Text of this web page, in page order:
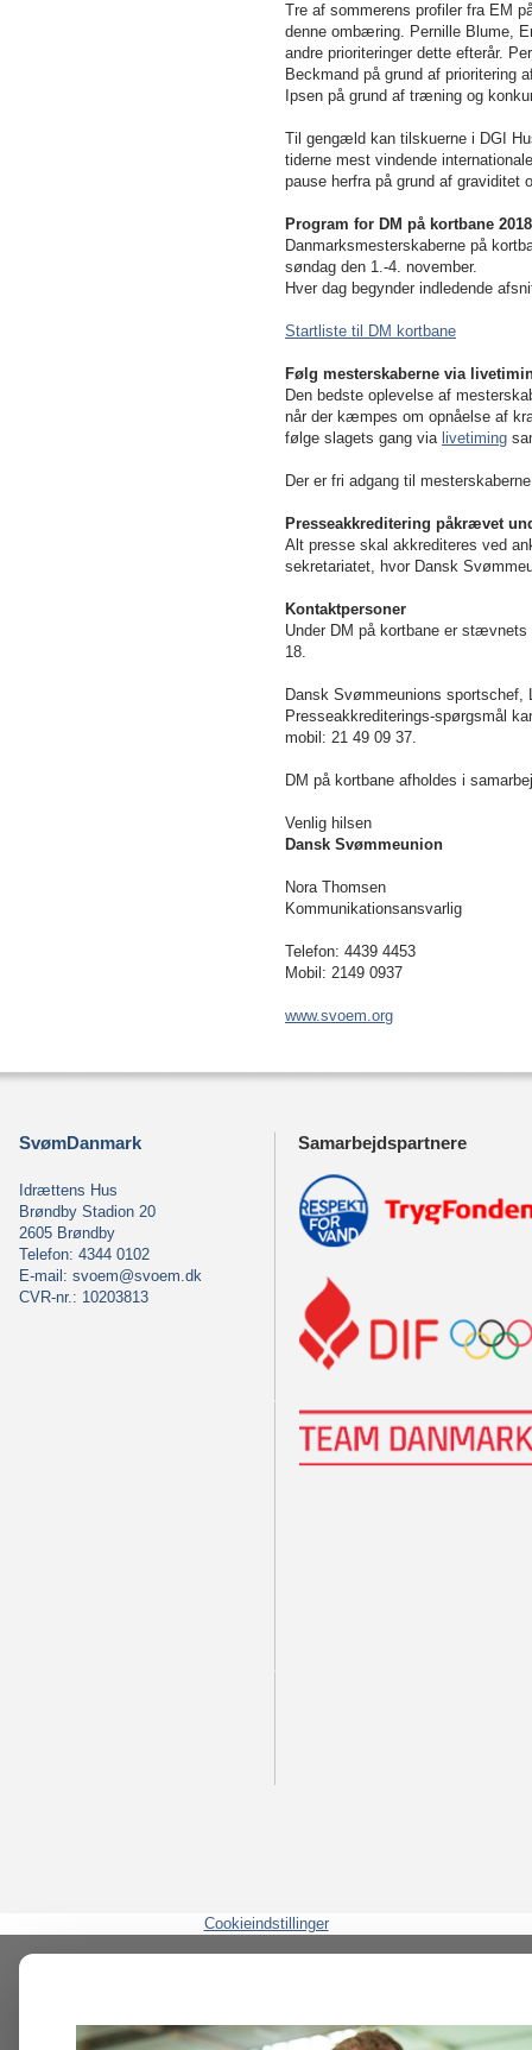
Tre af sommerens profiler fra EM
denne ombæring. Pernille Blume,
andre prioriteringer dette efterår.
Beckmand på grund af prioritering
Ipsen på grund af træning og
Til gengæld kan tilskuerne i DGI
tiderne mest vindende
pause herfra på grund af graviditet
Program for DM på kortbane 2018
Danmarksmesterskaberne på
søndag den 1.-4. november.
Hver dag begynder indledende
Startliste til DM kortbane
Følg mesterskaberne via
Den bedste oplevelse af
når der kæmpes om opnåelse af
følge slagets gang via livetiming
Der er fri adgang til
Presseakkreditering påkrævet
Alt presse skal akkrediteres ved
sekretariatet, hvor Dansk
Kontaktpersoner
Under DM på kortbane er
18.
Dansk Svømmeunions
Presseakkrediterings-spørgsmål
mobil: 21 49 09 37.
DM på kortbane afholdes i
Venlig hilsen
Dansk Svømmeunion
Nora Thomsen
Kommunikationsansvarlig
Telefon: 4439 4453
Mobil: 2149 0937
www.svoem.org
SvømDanmark
Idrættens Hus
Brøndby Stadion 20
2605 Brøndby
Telefon: 4344 0102
E-mail: svoem@svoem.dk
CVR-nr.: 10203813
Samarbejdspartnere
Cookieindstillinger